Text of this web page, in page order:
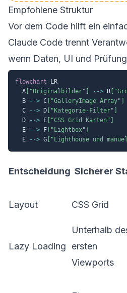
Empfohlene Struktur
Vor dem Code hilft ein
Claude Code trennt
wenn Daten, UI und
flowchart LR
  A
["Originalbilder"] --> B
  B
--> C ["GalleryImage Array"]
  C
--> D ["Kategorie-Filter"]
  D
--> E ["CSS Grid Karten"]
  E
--> F ["Lightbox"]
  E
--> G ["Lighthouse und
Entscheidung Sicherer
Layout CSS Grid
Lazy Loading
Unterhalb
ersten
Viewports